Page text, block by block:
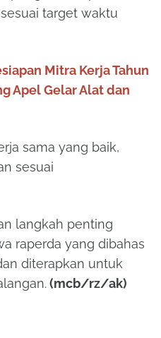
target waktu
Mitra Kerja Tahun
Apel Gelar Alat dan
sama yang baik,
sesuai
langkah penting
raperda yang dibahas
diterapkan untuk
(mcb/rz/ak)